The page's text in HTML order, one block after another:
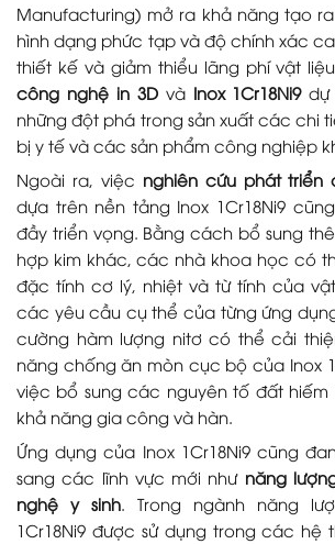
Manufacturing) mở ra khả năng tạo
hình dạng phức tạp và độ chính xác
thiết kế và giảm thiểu lãng phí vật
công nghệ in 3Dvà Inox 1Cr18Ni9dự
những đột phá trong sản xuất các chi
bị y tế và các sản phẩm công nghiệp
Ngoài ra, việc nghiên cứu phát triển
dựa trên nền tảng Inox 1Cr18Ni9
đầy triển vọng. Bằng cách bổ sung
hợp kim khác, các nhà khoa học có
đặc tính cơ lý, nhiệt và từ tính của
các yêu cầu cụ thể của từng ứng
cường hàm lượng nitơ có thể cải
năng chống ăn mòn cục bộ của Inox
việc bổ sung các nguyên tố đất
khả năng gia công và hàn.
Ứng dụng của Inox 1Cr18Ni9 cũng
sang các lĩnh vực mới như năng
nghệ y sinh. Trong ngành năng
1Cr18Ni9 được sử dụng trong các hệ